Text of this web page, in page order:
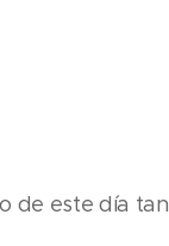
de este día tan